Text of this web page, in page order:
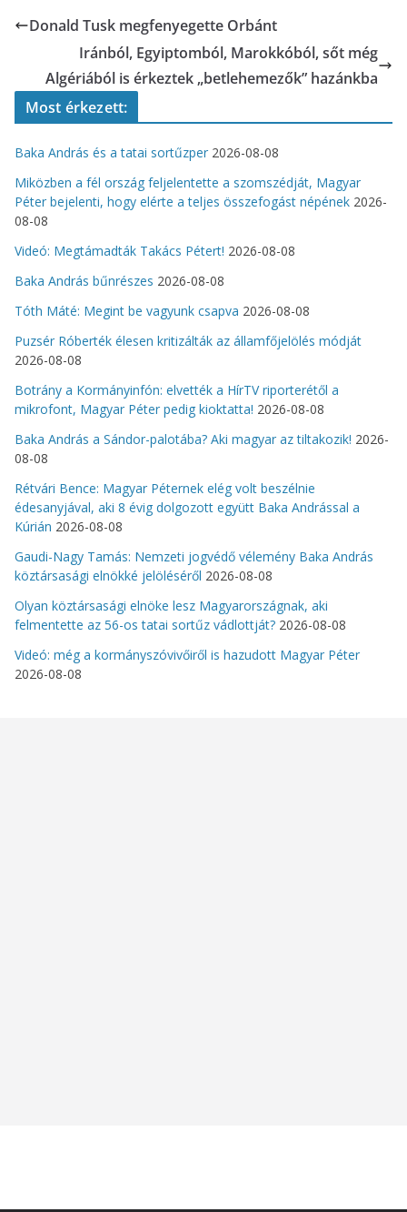
Donald Tusk megfenyegette Orbánt
Iránból, Egyiptomból, Marokkóból, sőt még
Algériából is érkeztek „betlehemezők” hazánkba
Most érkezett:
Baka András és a tatai sortűzper 2026-08-08
Miközben a fél ország feljelentette a szomszédját, Magyar
Péter bejelenti, hogy elérte a teljes összefogást népének 2026-
08-08
Videó: Megtámadták Takács Pétert! 2026-08-08
Baka András bűnrészes 2026-08-08
Tóth Máté: Megint be vagyunk csapva 2026-08-08
Puzsér Róberték élesen kritizálták az államfőjelölés módját
2026-08-08
Botrány a Kormányinfón: elvették a HírTV riporterétől a
mikrofont, Magyar Péter pedig kioktatta! 2026-08-08
Baka András a Sándor-palotába? Aki magyar az tiltakozik! 2026-
08-08
Rétvári Bence: Magyar Péternek elég volt beszélnie
édesanyjával, aki 8 évig dolgozott együtt Baka Andrással a
Kúrián 2026-08-08
Gaudi-Nagy Tamás: Nemzeti jogvédő vélemény Baka András
köztársasági elnökké jelöléséről 2026-08-08
Olyan köztársasági elnöke lesz Magyarországnak, aki
felmentette az 56-os tatai sortűz vádlottját? 2026-08-08
Videó: még a kormányszóvivőiről is hazudott Magyar Péter
2026-08-08